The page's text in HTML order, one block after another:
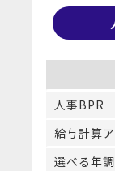
人事BPR
給与計算
選べる年